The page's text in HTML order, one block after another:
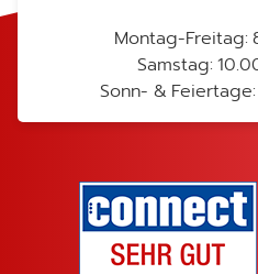
Montag-Freitag:
Samstag:
Sonn- &